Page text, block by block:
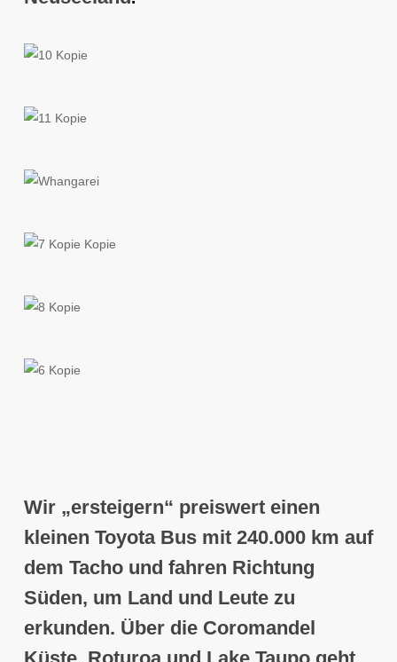
Wir „ersteigern“ preiswert einen
kleinen Toyota Bus mit 240.000 km auf
dem Tacho und fahren Richtung
Süden, um Land und Leute zu
erkunden. Über die Coromandel